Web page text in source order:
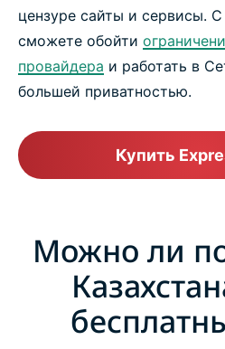
цензуре сайты и сервисы.
сможете обойти
провайдера и работать в
большей приватностью.
Купить
Можно ли